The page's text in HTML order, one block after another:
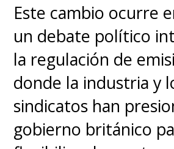
Este cambio ocurre
un debate político
la regulación de
donde la industria y
sindicatos han
gobierno británico